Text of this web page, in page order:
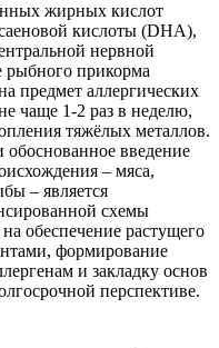
жирных кислот
кислоты (DHA),
нервной
рыбного прикорма
предмет аллергических
чаще 1-2 раз в неделю,
тяжёлых металлов.
обоснованное введение
– мяса,
– является
схемы
обеспечение растущего
формирование
и закладку основ
перспективе.